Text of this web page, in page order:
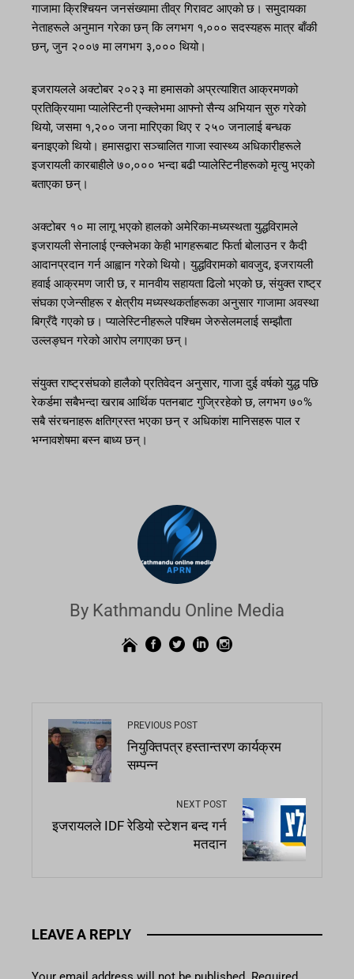
गाजामा क्रिश्चियन जनसंख्यामा तीव्र गिरावट आएको छ। समुदायका
नेताहरूले अनुमान गरेका छन् कि लगभग १,००० सदस्यहरू मात्र बाँकी
छन्, जुन २००७ मा लगभग ३,००० थियो।
इजरायलले अक्टोबर २०२३ मा हमासको अप्रत्याशित आक्रमणको
प्रतिक्रियामा प्यालेस्टिनी एन्क्लेभमा आफ्नो सैन्य अभियान सुरु गरेको
थियो, जसमा १,२०० जना मारिएका थिए र २५० जनालाई बन्धक
बनाइएको थियो। हमासद्वारा सञ्चालित गाजा स्वास्थ्य अधिकारीहरूले
इजरायली कारबाहीले ७०,००० भन्दा बढी प्यालेस्टिनीहरूको मृत्यु भएको
बताएका छन्।
अक्टोबर १० मा लागू भएको हालको अमेरिका-मध्यस्थता युद्धविरामले
इजरायली सेनालाई एन्क्लेभका केही भागहरूबाट फिर्ता बोलाउन र कैदी
आदानप्रदान गर्न आह्वान गरेको थियो। युद्धविरामको बावजुद, इजरायली
हवाई आक्रमण जारी छ, र मानवीय सहायता ढिलो भएको छ, संयुक्त राष्ट्र
संघका एजेन्सीहरू र क्षेत्रीय मध्यस्थकर्ताहरूका अनुसार गाजामा अवस्था
बिग्रँदै गएको छ। प्यालेस्टिनीहरूले पश्चिम जेरुसेलमलाई सम्झौता
उल्लङ्घन गरेको आरोप लगाएका छन्।
संयुक्त राष्ट्रसंघको हालैको प्रतिवेदन अनुसार, गाजा दुई वर्षको युद्ध पछि
रेकर्डमा सबैभन्दा खराब आर्थिक पतनबाट गुज्रिरहेको छ, लगभग ७०%
सबै संरचनाहरू क्षतिग्रस्त भएका छन् र अधिकांश मानिसहरू पाल र
भग्नावशेषमा बस्न बाध्य छन्।
By Kathmandu Online Media
PREVIOUS POST
नियुक्तिपत्र हस्तान्तरण कार्यक्रम
सम्पन्न
NEXT POST
इजरायलले IDF रेडियो स्टेशन बन्द गर्न
मतदान
LEAVE A REPLY